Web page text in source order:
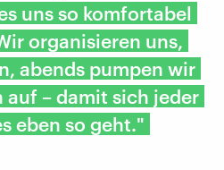
uns so komfortabel
organisieren uns,
abends pumpen wir
– damit sich jeder
eben so geht."